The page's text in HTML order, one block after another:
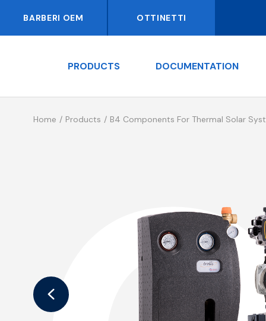
BARBERI OEM OTTINETTI
PRODUCTS DOCUMENTATION
Home Products B4 Components For Thermal Solar